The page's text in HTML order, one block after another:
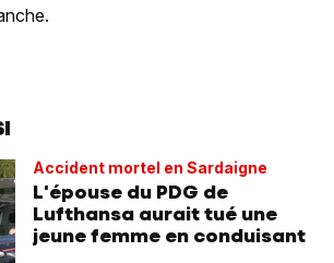
Accident mortel en Sardaigne
L'épouse du PDG de
Lufthansa aurait tué une
jeune femme en conduisant